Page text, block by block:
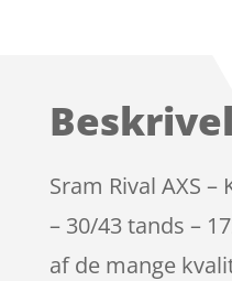
Sram Rival AXS
– 30/43 tands –
af de mange